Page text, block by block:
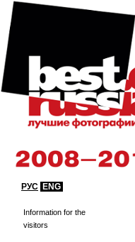
РУС ENG
Information for the
visitors